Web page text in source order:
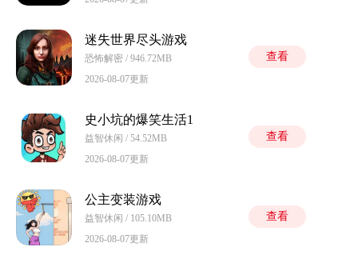
迷失世界尽头游戏
恐怖解密 / 946.72MB
2026-08-07更新
查看
史小坑的爆笑生活1
益智休闲 / 54.52MB
2026-08-07更新
查看
公主变装游戏
益智休闲 / 105.10MB
2026-08-07更新
查看